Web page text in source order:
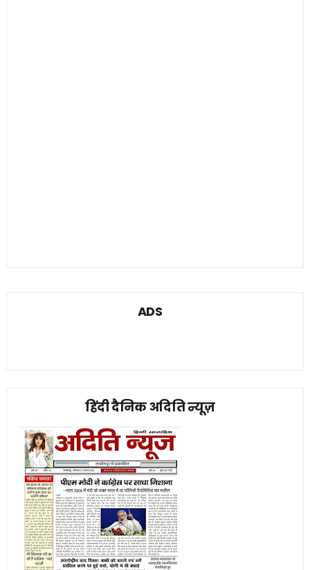
ADS
हिंदी दैनिक अदिति न्यूज़